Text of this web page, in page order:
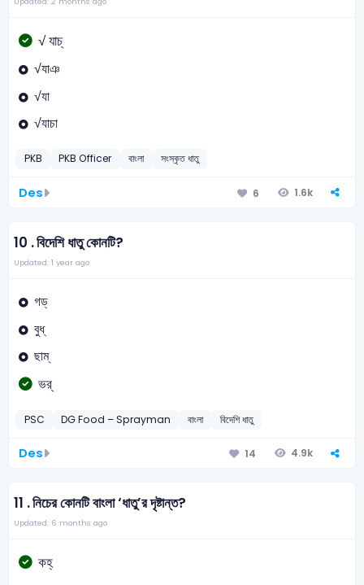
√ যাচ্
√যাঞ
√যা
√যাচা
PKB PKB Officer বাংলা সংস্কৃত ধাতু
Des 6 1.6k
10 .বিদেশি ধাতু কোনটি?
Updated: 1 year ago
গড্
বুধ্
ছাম্
ভর্
PSC DG Food – Sprayman বাংলা বিদেশি ধাতু
Des 14 4.9k
11 .নিচের কোনটি বাংলা ‘ধাতু’র দৃষ্টান্ত?
Updated: 6 months ago
কহ্